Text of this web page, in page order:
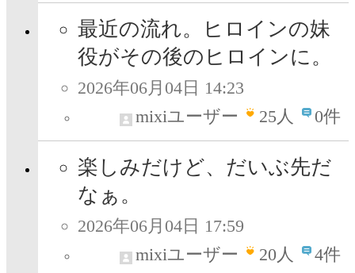
最近の流れ。ヒロインの妹
役がその後のヒロインに。
2026年06月04日 14:23
mixiユーザー
25人 0件
楽しみだけど、だいぶ先だ
なぁ。
2026年06月04日 17:59
mixiユーザー
20人 4件